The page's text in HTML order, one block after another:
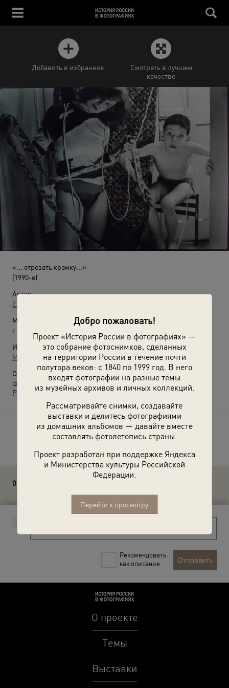
Добро пожаловать!
Проект «История России в фотографиях» —
это собрание фотоснимков, сделанных
на территории России в течение почти
полутора веков: с 1840 по 1999 год. В него
входят фотографии на разные темы
из музейных архивов и личных коллекций.
Рассматривайте снимки, создавайте
выставки и делитесь фотографиями
из домашних альбомов — давайте вместе
составлять фотолетопись страны.
Проект разработан при поддержке Яндекса
и Министерства культуры Российской
Федерации.
Перейти к просмотру
Добавить в избранное
Смотреть в лучшем
качестве
«... отрезать кромку...»
(1990-е)
Автор:
Евгений Рябушко
Место съемки:
г. Самара
Источники:
МАММ / МДФ
О фотографии:
Фотография
«Звезда самарской фотографии – Евгений
Рябушко» с этой фотографией.
Расскажите друзьям об этом фото
0 комментариев
Рекомендовать
как описание
Отправить
О проекте
Темы
Выставки